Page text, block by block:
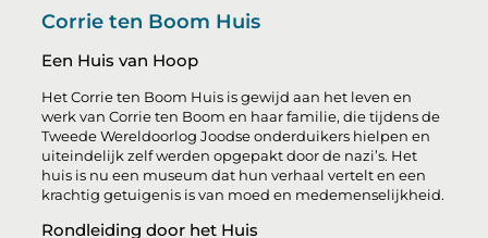
Corrie ten Boom Huis
Een Huis van Hoop
Het Corrie ten Boom Huis is gewijd aan het leven en
werk van Corrie ten Boom en haar familie, die tijdens de
Tweede Wereldoorlog Joodse onderduikers hielpen en
uiteindelijk zelf werden opgepakt door de nazi’s. Het
huis is nu een museum dat hun verhaal vertelt en een
krachtig getuigenis is van moed en medemenselijkheid.
Rondleiding door het Huis